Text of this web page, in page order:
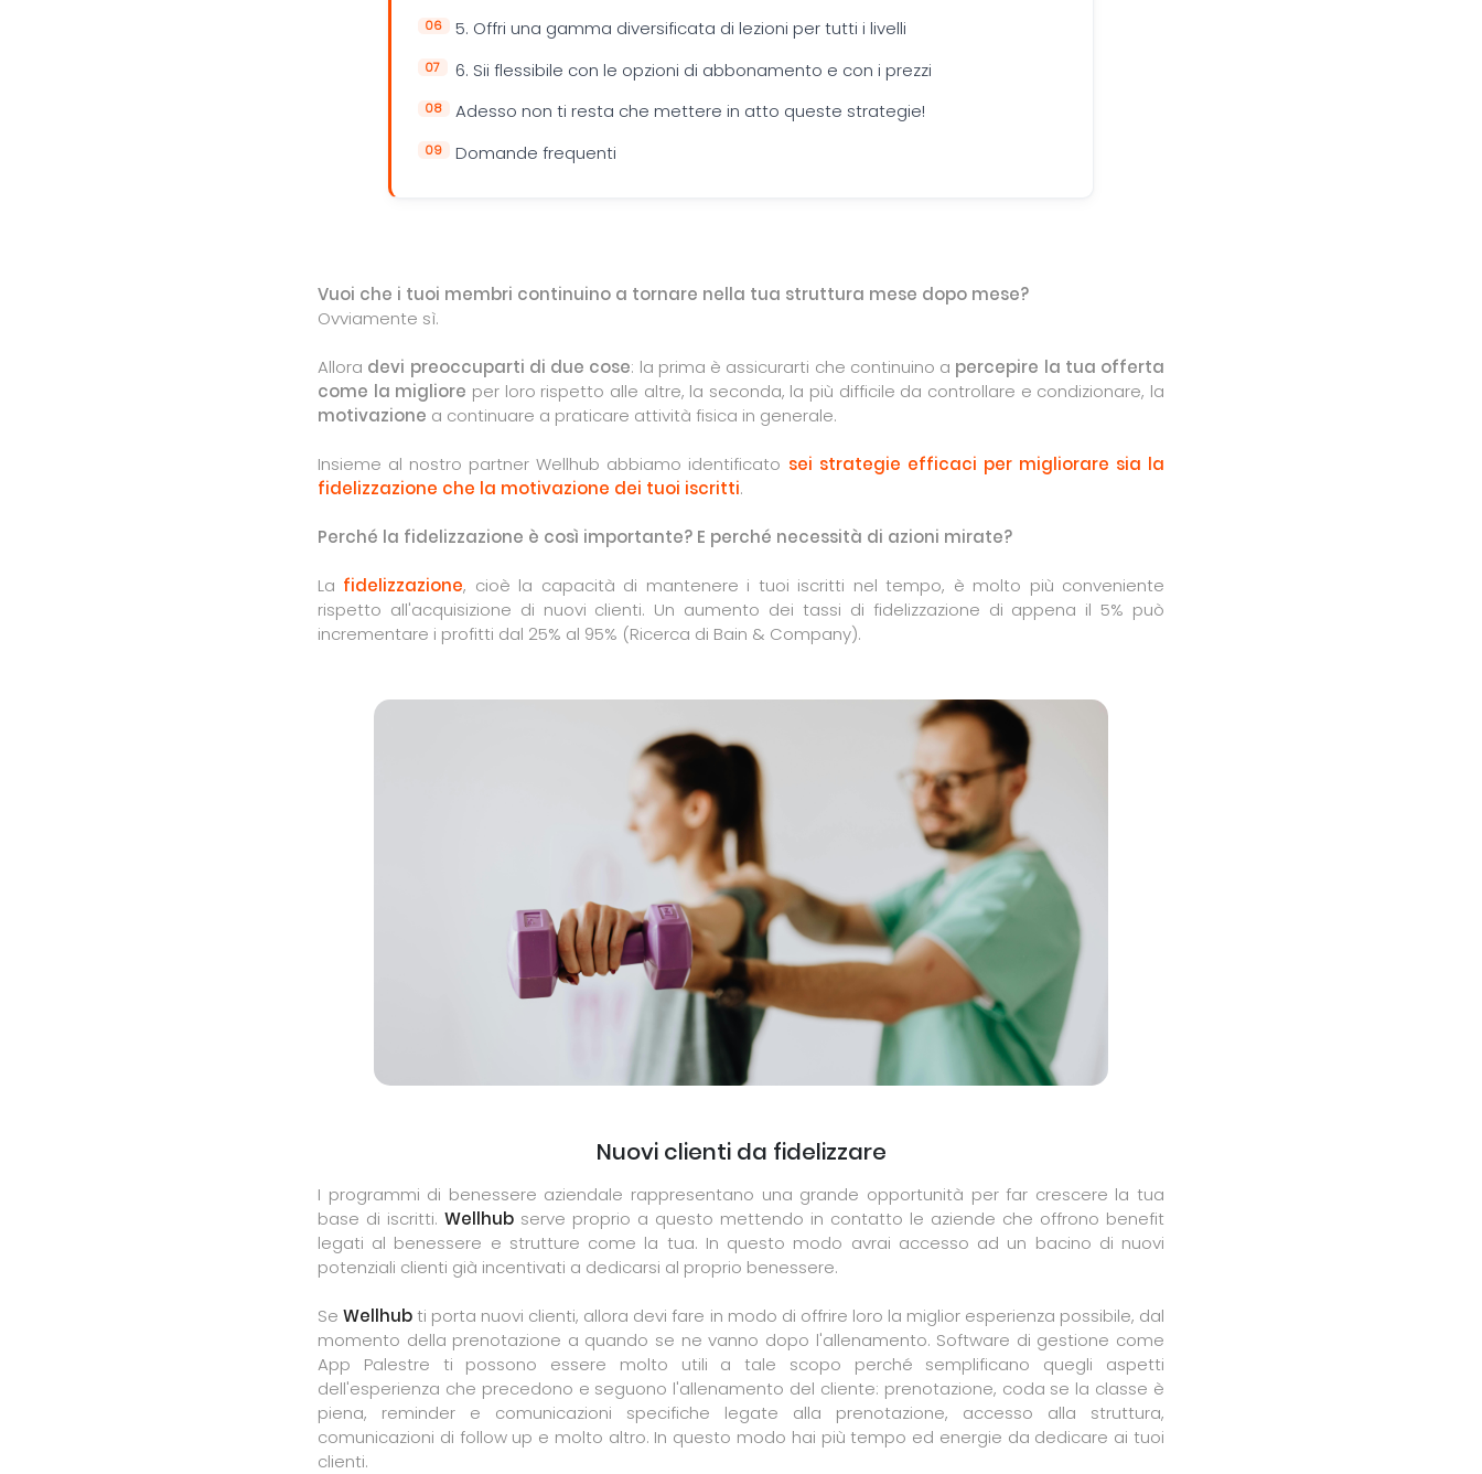
5. Offri una gamma diversificata di lezioni per tutti i livelli
6. Sii flessibile con le opzioni di abbonamento e con i prezzi
Adesso non ti resta che mettere in atto queste strategie!
Domande frequenti
Vuoi che i tuoi membri continuino a tornare nella tua struttura mese dopo mese?
Ovviamente sì.
Allora devi preoccuparti di due cose: la prima è assicurarti che continuino a percepire la tua offerta
come la migliore per loro rispetto alle altre, la seconda, la più difficile da controllare e condizionare, la
motivazione a continuare a praticare attività fisica in generale.
Insieme al nostro partner Wellhub abbiamo identificato sei strategie efficaci per migliorare sia la
fidelizzazione che la motivazione dei tuoi iscritti.
Perché la fidelizzazione è così importante? E perché necessità di azioni mirate?
La fidelizzazione, cioè la capacità di mantenere i tuoi iscritti nel tempo, è molto più conveniente
rispetto all'acquisizione di nuovi clienti. Un aumento dei tassi di fidelizzazione di appena il 5% può
incrementare i profitti dal 25% al 95% (Ricerca di Bain & Company).
Nuovi clienti da fidelizzare
I programmi di benessere aziendale rappresentano una grande opportunità per far crescere la tua
base di iscritti. Wellhub serve proprio a questo mettendo in contatto le aziende che offrono benefit
legati al benessere e strutture come la tua. In questo modo avrai accesso ad un bacino di nuovi
potenziali clienti già incentivati a dedicarsi al proprio benessere.
SeWellhubti porta nuovi clienti, allora devi fare in modo di offrire loro la miglior esperienza possibile, dal
momento della prenotazione a quando se ne vanno dopo l'allenamento. Software di gestione come
App Palestre ti possono essere molto utili a tale scopo perché semplificano quegli aspetti
dell'esperienza che precedono e seguono l'allenamento del cliente: prenotazione, coda se la classe è
piena, reminder e comunicazioni specifiche legate alla prenotazione, accesso alla struttura,
comunicazioni di follow up e molto altro. In questo modo hai più tempo ed energie da dedicare ai tuoi
clienti.